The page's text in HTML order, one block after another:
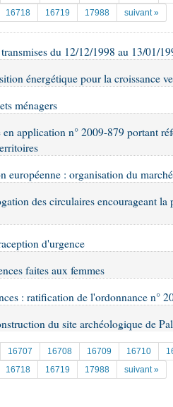
lois
lois
l'Assemblée ... )
16718 16719 17988 suivant »
du 12/12/1998 au 13/01/
énergétique pour la croissance
ménagers
application n° 2009-879 portant
européenne : organisation du
des circulaires encourageant la
d'urgence
faites aux femmes
: ratification de l'ordonnance n°
du site archéologique de
16707 16708 16709 16710
16718 16719 17988 suivant »